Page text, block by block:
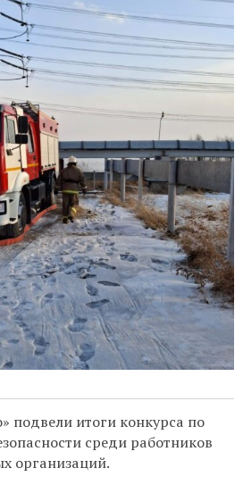
подвели итоги конкурса по
среди работников
организаций.